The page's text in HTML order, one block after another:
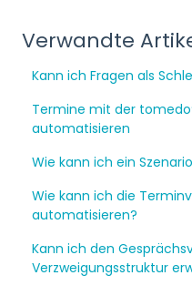
Verwandte
Kann ich Fragen als
Termine mit der
automatisieren
Wie kann ich ein
Wie kann ich die
automatisieren?
Kann ich den
Verzweigungsstruktur